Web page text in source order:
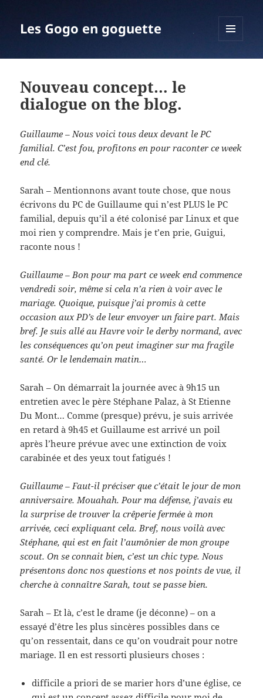
Les Gogo en goguette
Nouveau concept… le
dialogue on the blog.
Guillaume – Nous voici tous deux devant le PC
familial. C’est fou, profitons en pour raconter ce week
end clé.
Sarah – Mentionnons avant toute chose, que nous
écrivons du PC de Guillaume qui n’est PLUS le PC
familial, depuis qu’il a été colonisé par Linux et que
moi rien y comprendre. Mais je t’en prie, Guigui,
raconte nous !
Guillaume – Bon pour ma part ce week end commence
vendredi soir, même si cela n’a rien à voir avec le
mariage. Quoique, puisque j’ai promis à cette
occasion aux PD’s de leur envoyer un faire part. Mais
bref. Je suis allé au Havre voir le derby normand, avec
les conséquences qu’on peut imaginer sur ma fragile
santé. Or le lendemain matin…
Sarah – On démarrait la journée avec à 9h15 un
entretien avec le père Stéphane Palaz, à St Etienne
Du Mont… Comme (presque) prévu, je suis arrivée
en retard à 9h45 et Guillaume est arrivé un poil
après l’heure prévue avec une extinction de voix
carabinée et des yeux tout fatigués !
Guillaume – Faut-il préciser que c’était le jour de mon
anniversaire. Mouahah. Pour ma défense, j’avais eu
la surprise de trouver la crêperie fermée à mon
arrivée, ceci expliquant cela. Bref, nous voilà avec
Stéphane, qui est en fait l’aumônier de mon groupe
scout. On se connait bien, c’est un chic type. Nous
présentons donc nos questions et nos points de vue, il
cherche à connaître Sarah, tout se passe bien.
Sarah – Et là, c’est le drame (je déconne) – on a
essayé d’être les plus sincères possibles dans ce
qu’on ressentait, dans ce qu’on voudrait pour notre
mariage. Il en est ressorti plusieurs choses :
difficile a priori de se marier hors d’une église, ce